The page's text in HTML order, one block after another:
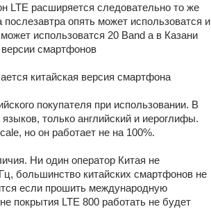
LTE расширяется следовательно то же
послезавтра опять может использоватся и
использоватся 20 Band а в Казани
смартфонов
китайская версия смартфона
покупателя при использовании. В
только английский и иероглифы.
но он работает не на 100%.
Ни один оператор Китая не
большинство китайских смартфонов не
если прошить международную
покрытия LTE 800 работать не будет